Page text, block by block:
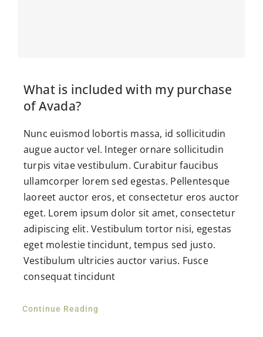
Contact
What is included with my purchase
of Avada?
Nunc euismod lobortis massa, id sollicitudin
augue auctor vel. Integer ornare sollicitudin
turpis vitae vestibulum. Curabitur faucibus
ullamcorper lorem sed egestas. Pellentesque
laoreet auctor eros, et consectetur eros auctor
eget. Lorem ipsum dolor sit amet, consectetur
adipiscing elit. Vestibulum tortor nisi, egestas
eget molestie tincidunt, tempus sed justo.
Vestibulum ultricies auctor varius. Fusce
consequat tincidunt
Continue Reading